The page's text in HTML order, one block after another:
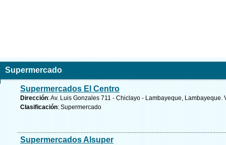
Supermercado
Supermercados El Centro
Dirección: Av. Luis Gonzales 711 - Chiclayo - Lambayeque, Lambayeque.
Clasificación: Supermercado
Supermercados Alsuper